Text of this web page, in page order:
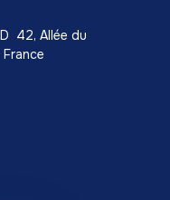
42, Allée du